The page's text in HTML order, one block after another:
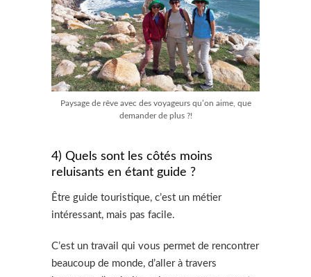
Paysage de rêve avec des voyageurs qu’on aime, que
demander de plus ?!
4) Quels sont les côtés moins
reluisants en étant guide ?
Être guide touristique, c’est un métier
intéressant, mais pas facile.
C’est un travail qui vous permet de rencontrer
beaucoup de monde, d’aller à travers